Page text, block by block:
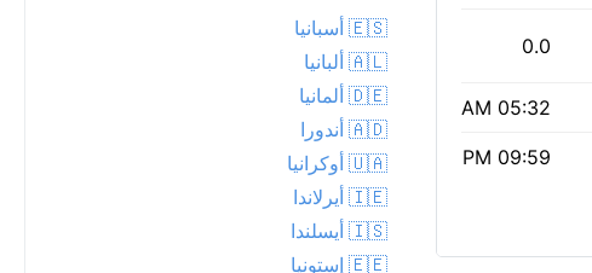
0.0
05:32 AM
09:59 PM
🇪🇸 أسبانيا
🇦🇱 ألبانيا
🇩🇪 ألمانيا
🇦🇩 أندورا
🇺🇦 أوكرانيا
🇮🇪 أيرلاندا
🇮🇸 أيسلندا
🇪🇪 إستونيا